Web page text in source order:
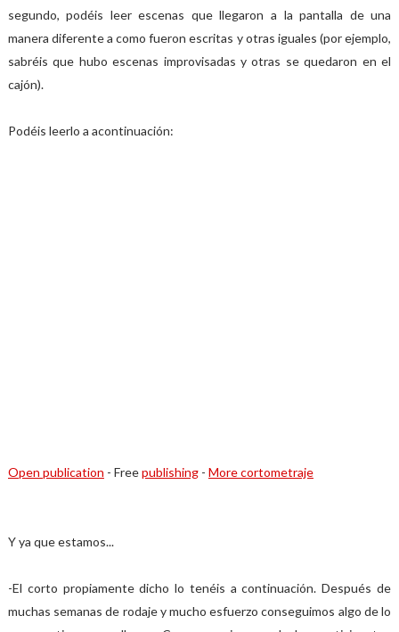
segundo, podéis leer escenas que llegaron a la pantalla de una
manera diferente a como fueron escritas y otras iguales (por ejemplo,
sabréis que hubo escenas improvisadas y otras se quedaron en el
cajón).
Podéis leerlo a acontinuación:
Open publication - Freepublishing- More cortometraje
Y ya que estamos...
-El corto propiamente dicho lo tenéis a continuación. Después de
muchas semanas de rodaje y mucho esfuerzo conseguimos algo de lo